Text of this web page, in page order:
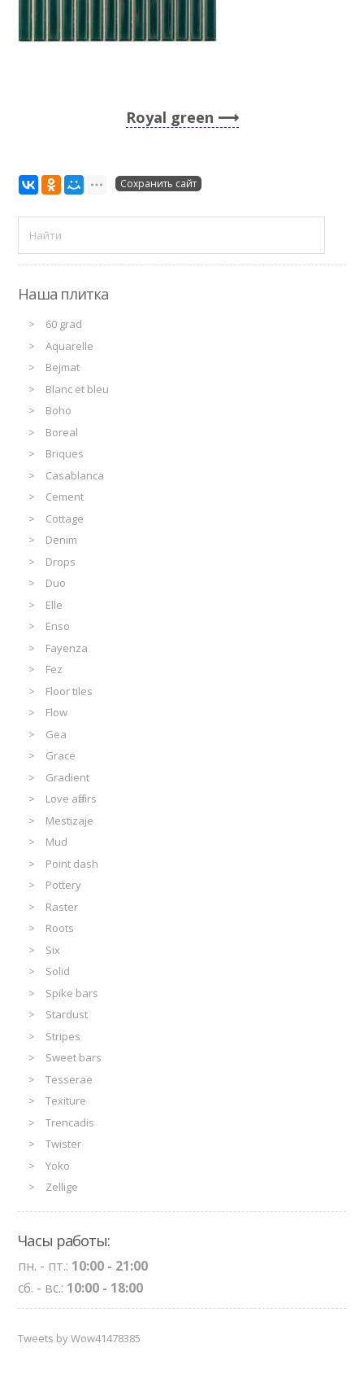
Royal green
Сохранить сайт
Наша плитка
60 grad
Aquarelle
Bejmat
Blanc et bleu
Boho
Boreal
Briques
Casablanca
Cement
Cottage
Denim
Drops
Duo
Elle
Enso
Fayenza
Fez
Floor tiles
Flow
Gea
Grace
Gradient
Love affairs
Mestizaje
Mud
Point dash
Pottery
Raster
Roots
Six
Solid
Spike bars
Stardust
Stripes
Sweet bars
Tesserae
Texiture
Trencadis
Twister
Yoko
Zellige
Часы работы:
пн. - пт.: 10:00 - 21:00
сб. - вс.: 10:00 - 18:00
Tweets by Wow41478385